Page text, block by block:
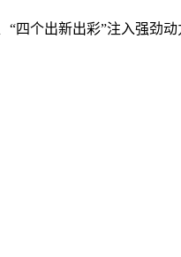
个出新出彩”注入强劲